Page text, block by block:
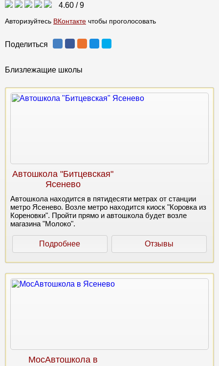
4.60 /9
Авторизуйтесь ВКонтакте чтобы проголосовать
Поделиться
Близлежащие школы
Автошкола "Битцевская"
Ясенево
Автошкола находится в пятидесяти метрах от станции
метро Ясенево. Возле метро находится киоск "Коровка из
Кореновки". Пройти прямо и автошкола будет возле
магазина "Молоко".
Подробнее Отзывы
МосАвтошкола в